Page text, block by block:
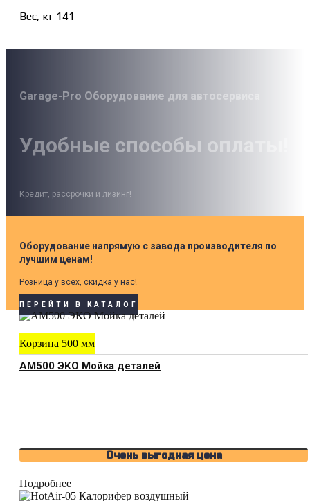
Вес, кг 141
Garage-Pro Оборудование для автосервиса
Удобные способы оплаты!
Кредит, рассрочки и лизинг!
Оборудование напрямую с завода производителя по
лучшим ценам!
Розница у всех, скидка у нас!
ПЕРЕЙТИ В КАТАЛОГ
Корзина 500 мм
АМ500 ЭКО Мойка деталей
Очень выгодная цена
Подробнее